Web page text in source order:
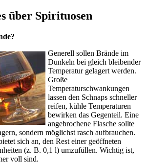
über Spirituosen
Generell sollen Brände im
Dunkeln bei gleich bleibender
Temperatur gelagert werden.
Große
Temperaturschwankungen
lassen den Schnaps schneller
reifen, kühle Temperaturen
bewirken das Gegenteil. Eine
angebrochene Flasche sollte
sondern möglichst rasch aufbrauchen.
sich an, den Rest einer geöffneten
(z. B. 0,1 l) umzufüllen. Wichtig ist,
voll sind.